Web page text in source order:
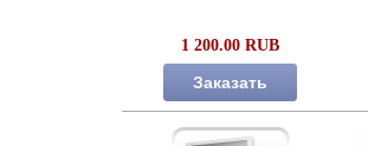
1 200.00 RUB
Заказать